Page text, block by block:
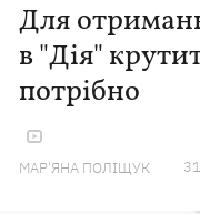
Для
в "Дія"
потрібно
МАР'ЯНА ПОЛІЩУК